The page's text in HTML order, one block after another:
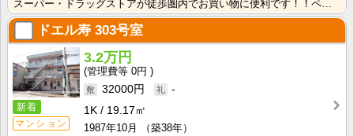
ドエル寿 303号室
新着
マンション
3.2万円
0円
32000円
-
1K
19.17㎡
1987年10月
（築38年）